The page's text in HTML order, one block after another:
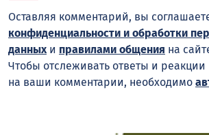
Оставляя комментарий, вы
конфиденциальности и обработки
данных и правилами общения на
Чтобы отслеживать ответы и реакции
на ваши комментарии, необходимо